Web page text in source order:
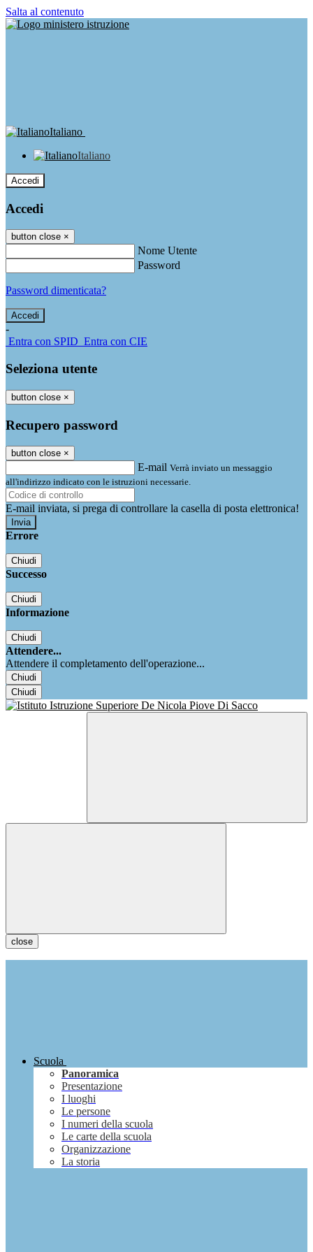
Salta al contenuto
Italiano
Italiano
Accedi
Accedi
button close ×
Nome Utente
Password
Password dimenticata?
-
Entra con SPID Entra con CIE
Seleziona utente
button close ×
Recupero password
button close ×
E-mail Verrà inviato un messaggio
all'indirizzo indicato con le istruzioni necessarie.
E-mail inviata, si prega di controllare la casella di posta elettronica!
Errore
Chiudi
Successo
Chiudi
Informazione
Chiudi
Attendere...
Attendere il completamento dell'operazione...
Chiudi
Chiudi
close
Scuola
Panoramica
Presentazione
I luoghi
Le persone
I numeri della scuola
Le carte della scuola
Organizzazione
La storia